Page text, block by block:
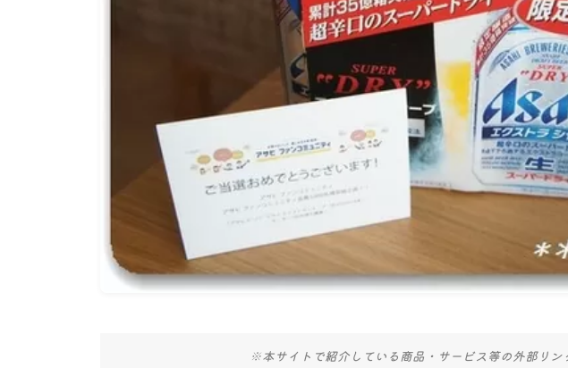
名古屋
ナナちゃん人形
※本サイトで紹介している商品・サービス等の外部リン